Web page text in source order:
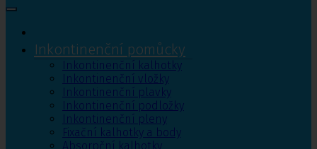
Inkontinenční pomůcky
Inkontinenční kalhotky
Inkontinenční vložky
Inkontinenční plavky
Inkontinenční podložky
Inkontinenční pleny
Fixační kalhotky a body
Absorpční kalhotky